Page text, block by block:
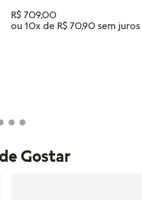
R$ 709,00
ou 10x de R$ 70,90
Gostar